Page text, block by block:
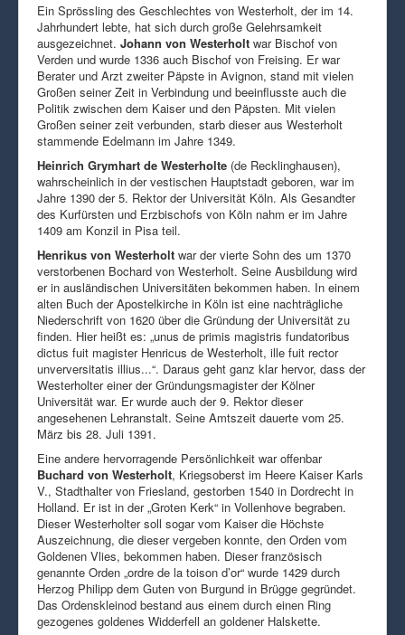
Ein Sprössling des Geschlechtes von Westerholt, der im 14.
Jahrhundert lebte, hat sich durch große Gelehrsamkeit
ausgezeichnet. Johann von Westerholt war Bischof von
Verden und wurde 1336 auch Bischof von Freising. Er war
Berater und Arzt zweiter Päpste in Avignon, stand mit vielen
Großen seiner Zeit in Verbindung und beeinflusste auch die
Politik zwischen dem Kaiser und den Päpsten. Mit vielen
Großen seiner zeit verbunden, starb dieser aus Westerholt
stammende Edelmann im Jahre 1349.
Heinrich Grymhart de Westerholte (de Recklinghausen),
wahrscheinlich in der vestischen Hauptstadt geboren, war im
Jahre 1390 der 5. Rektor der Universität Köln. Als Gesandter
des Kurfürsten und Erzbischofs von Köln nahm er im Jahre
1409 am Konzil in Pisa teil.
Henrikus von Westerholt war der vierte Sohn des um 1370
verstorbenen Bochard von Westerholt. Seine Ausbildung wird
er in ausländischen Universitäten bekommen haben. In einem
alten Buch der Apostelkirche in Köln ist eine nachträgliche
Niederschrift von 1620 über die Gründung der Universität zu
finden. Hier heißt es: „unus de primis magistris fundatoribus
dictus fuit magister Henricus de Westerholt, ille fuit rector
unverversitatis illius...“. Daraus geht ganz klar hervor, dass der
Westerholter einer der Gründungsmagister der Kölner
Universität war. Er wurde auch der 9. Rektor dieser
angesehenen Lehranstalt. Seine Amtszeit dauerte vom 25.
März bis 28. Juli 1391.
Eine andere hervorragende Persönlichkeit war offenbar
Buchard von Westerholt, Kriegsoberst im Heere Kaiser Karls
V., Stadthalter von Friesland, gestorben 1540 in Dordrecht in
Holland. Er ist in der „Groten Kerk“ in Vollenhove begraben.
Dieser Westerholter soll sogar vom Kaiser die Höchste
Auszeichnung, die dieser vergeben konnte, den Orden vom
Goldenen Vlies, bekommen haben. Dieser französisch
genannte Orden „ordre de la toison d’or“ wurde 1429 durch
Herzog Philipp dem Guten von Burgund in Brügge gegründet.
Das Ordenskleinod bestand aus einem durch einen Ring
gezogenes goldenes Widderfell an goldener Halskette.